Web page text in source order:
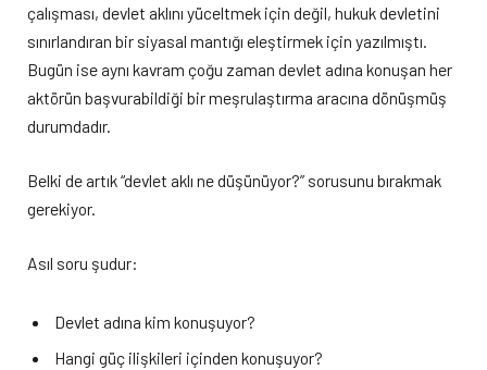
çalışması, devlet aklını yüceltmek için değil, hukuk devletini
sınırlandıran bir siyasal mantığı eleştirmek için yazılmıştı.
Bugün ise aynı kavram çoğu zaman devlet adına konuşan her
aktörün başvurabildiği bir meşrulaştırma aracına dönüşmüş
durumdadır.
Belki de artık “devlet aklı ne düşünüyor?” sorusunu bırakmak
gerekiyor.
Asıl soru şudur:
Devlet adına kim konuşuyor?
Hangi güç ilişkileri içinden konuşuyor?